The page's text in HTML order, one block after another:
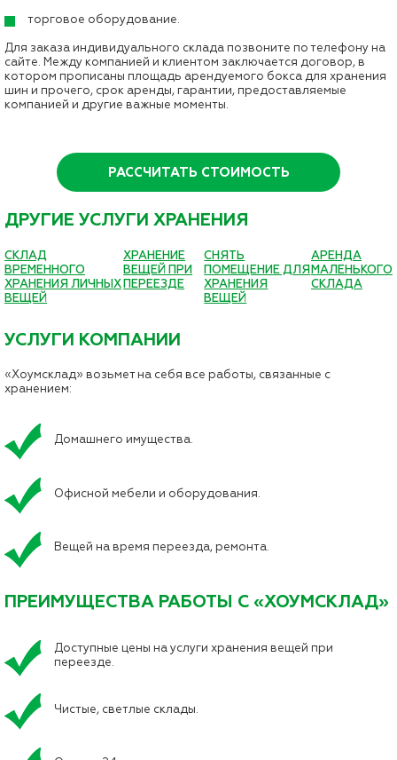
торговое оборудование.
Для заказа индивидуального склада позвоните по телефону на
сайте. Между компанией и клиентом заключается договор, в
котором прописаны площадь арендуемого бокса для хранения
шин и прочего, срок аренды, гарантии, предоставляемые
компанией и другие важные моменты.
РАССЧИТАТЬ СТОИМОСТЬ
ДРУГИЕ УСЛУГИ ХРАНЕНИЯ
СКЛАД
ВРЕМЕННОГО
ХРАНЕНИЯ ЛИЧНЫХ
ВЕЩЕЙ
ХРАНЕНИЕ
ВЕЩЕЙ ПРИ
ПЕРЕЕЗДЕ
СНЯТЬ
ПОМЕЩЕНИЕ ДЛЯ
ХРАНЕНИЯ
ВЕЩЕЙ
АРЕНДА
МАЛЕНЬКОГО
СКЛАДА
УСЛУГИ КОМПАНИИ
«Хоумсклад» возьмет на себя все работы, связанные с
хранением:
Домашнего имущества.
Офисной мебели и оборудования.
Вещей на время переезда, ремонта.
ПРЕИМУЩЕСТВА РАБОТЫ С «ХОУМСКЛАД»
Доступные цены на услуги хранения вещей при
переезде.
Чистые, светлые склады.